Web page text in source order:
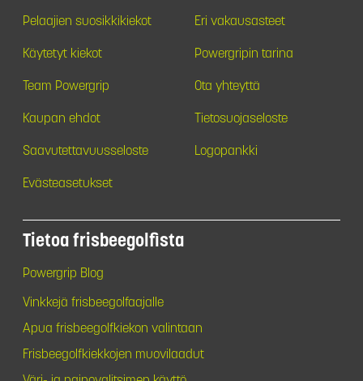
Pelaajien suosikkikiekot Eri vakausasteet
Käytetyt kiekot Powergripin tarina
Team Powergrip Ota yhteyttä
Kaupan ehdot Tietosuojaseloste
Saavutettavuusseloste Logopankki
Evästeasetukset
Tietoa frisbeegolfista
Powergrip Blog
Vinkkejä frisbeegolfaajalle
Apua frisbeegolfkiekon valintaan
Frisbeegolfkiekkojen muovilaadut